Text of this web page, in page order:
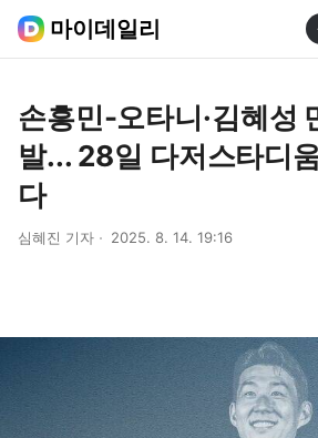
마이데일리
손흥민-오타니·김혜성
발... 28일 다저스타디
다
심혜진 기자 2025. 8. 14. 19:16